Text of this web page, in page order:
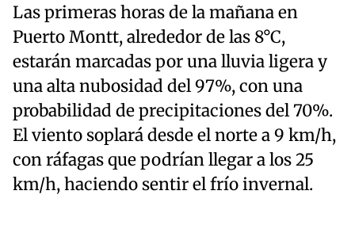
Las primeras horas de la mañana en
Puerto Montt, alrededor de las 8°C,
estarán marcadas por una lluvia ligera y
una alta nubosidad del 97%, con una
probabilidad de precipitaciones del 70%.
El viento soplará desde el norte a 9 km/h,
con ráfagas que podrían llegar a los 25
km/h, haciendo sentir el frío invernal.